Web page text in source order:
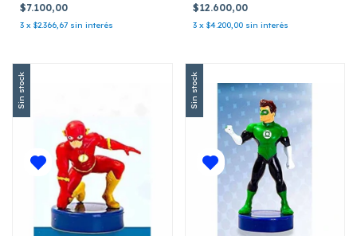
$7.100,00
3 x $2.366,67 sin interés
$12.600,00
3 x $4.200,00 sin interés
Sin stock Sin stock